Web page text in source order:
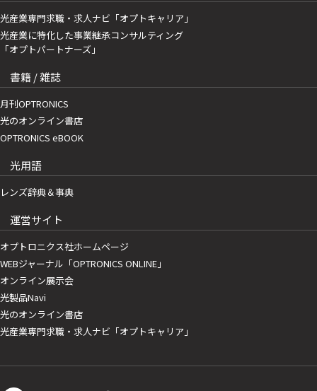
光産業専門求職・求人ナビ「オプトキャリア」
光産業に特化した事業継承コンサルティング
「オプトパートナーズ」
書籍 / 雑誌
月刊OPTRONICS
光のオンライン書店
OPTRONICS eBOOK
光用語
レンズ辞典＆事典
運営サイト
オプトロニクス社ホームページ
WEBジャーナル「OPTRONICS ONLINE」
オンライン展示会
光製品Navi
光のオンライン書店
光産業専門求職・求人ナビ「オプトキャリア」